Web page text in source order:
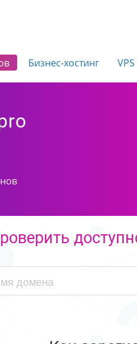
Бизнес-хостинг VPS